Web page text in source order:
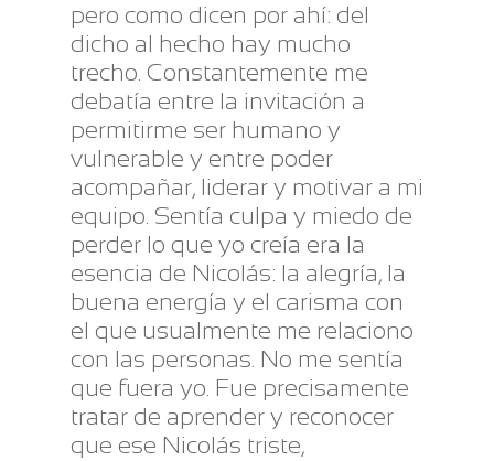
pero como dicen por ahí: del
dicho al hecho hay mucho
trecho. Constantemente me
debatía entre la invitación a
permitirme ser humano y
vulnerable y entre poder
acompañar, liderar y motivar a mi
equipo. Sentía culpa y miedo de
perder lo que yo creía era la
esencia de Nicolás: la alegría, la
buena energía y el carisma con
el que usualmente me relaciono
con las personas. No me sentía
que fuera yo. Fue precisamente
tratar de aprender y reconocer
que ese Nicolás triste,